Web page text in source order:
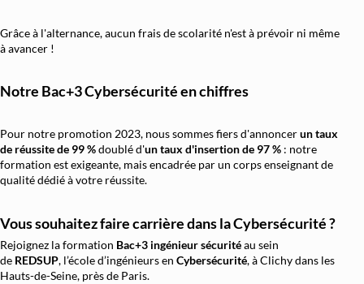
Grâce à l'alternance, aucun frais de scolarité n'est à prévoir ni même
à avancer !
Notre Bac+3 Cybersécurité en chiffres
Pour notre promotion 2023, nous sommes fiers d'annoncerun taux
de réussite de 99 %doublé d'untaux d'insertion de 97 % : notre
formation est exigeante, mais encadrée par un corps enseignant de
qualité dédié à votre réussite.
Vous souhaitez faire carrière dans la Cybersécurité ?
Rejoignez la formation Bac+3 ingénieur sécuritéau sein
de REDSUP, l’école d’ingénieurs en Cybersécurité, à Clichy dans les
Hauts-de-Seine, près de Paris.